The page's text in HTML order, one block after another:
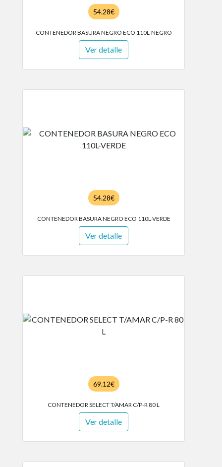
54.28€
CONTENEDOR BASURA NEGRO ECO 110L-NEGRO
Ver detalle
54.28€
CONTENEDOR BASURA NEGRO ECO 110L-VERDE
Ver detalle
69.12€
CONTENEDOR SELECT T/AMAR C/P-R 80 L
Ver detalle